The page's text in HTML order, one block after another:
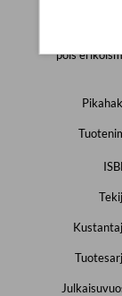
pois